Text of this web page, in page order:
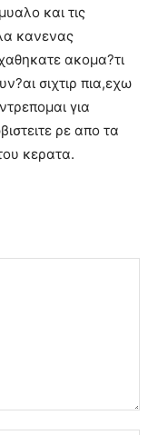
και τις
κανενας
ακομα?τι
σιχτιρ πια,εχω
για
ρε απο τα
κερατα.